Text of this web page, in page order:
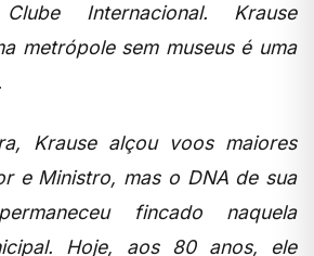
Internacional. Krause
metrópole sem museus é uma
Krause alçou voos maiores
e Ministro, mas o DNA de sua
fincado naquela
Hoje, aos 80 anos, ele